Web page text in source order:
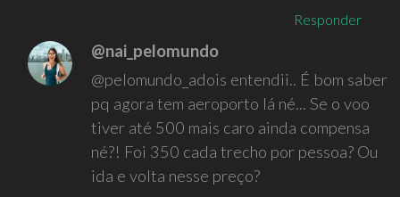
Responder
@nai_pelomundo
@pelomundo_adois entendii.. É bom saber
pq agora tem aeroporto lá né... Se o voo
tiver até 500 mais caro ainda compensa
né?! Foi 350 cada trecho por pessoa? Ou
ida e volta nesse preço?